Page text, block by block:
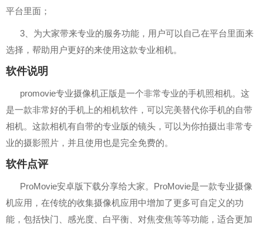
平台里面；
3、为大家带来专业的服务功能，用户可以自己在平台里面来
选择，帮助用户更好的来使用这款专业相机。
软件说明
promovie专业摄像机正版是一个非常专业的手机照相机。这
是一款非常好的手机上的相机软件，可以完美替代你手机的自带
相机。这款相机有自带的专业版的镜头，可以为你拍摄出非常专
业的摄影照片，并且使用也是完全免费的。
软件点评
ProMovie安卓版下载分享给大家。ProMovie是一款专业摄像
机应用，在传统的收集摄像机应用中增加了更多可自定义的功
能，包括快门、感光度、白平衡、对焦变焦等等功能，适合更加